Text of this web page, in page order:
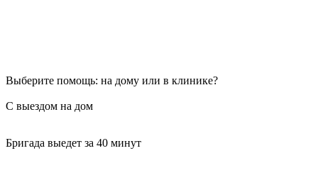
Выберите помощь: на дому или в клинике?
С выездом на дом
Бригада выедет за 40 минут